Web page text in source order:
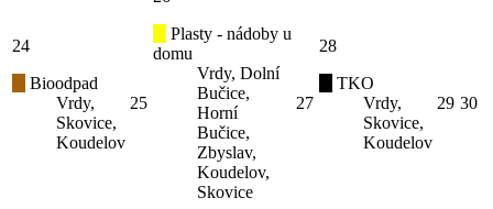
24
Bioodpad
Vrdy,
Skovice,
Koudelov
25
Plasty - nádoby u
domu
Vrdy, Dolní
Bučice,
Horní
Bučice,
Zbyslav,
Koudelov,
Skovice
27
28
TKO
Vrdy,
Skovice,
Koudelov
29 30